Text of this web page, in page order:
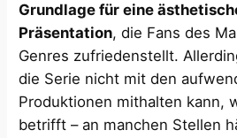
Grundlage für eine
Präsentation, die Fans des
Genres zufriedenstellt.
die Serie nicht mit den
Produktionen mithalten kann,
betrifft – an manchen Stellen